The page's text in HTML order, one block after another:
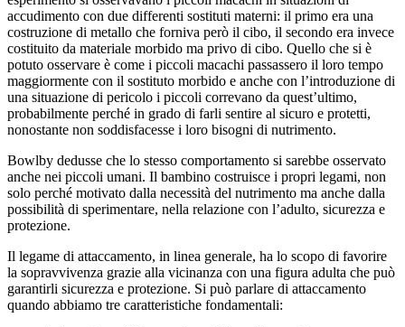
accudimento con due differenti sostituti materni: il primo era una
costruzione di metallo che forniva però il cibo, il secondo era invece
costituito da materiale morbido ma privo di cibo. Quello che si è
potuto osservare è come i piccoli macachi passassero il loro tempo
maggiormente con il sostituto morbido e anche con l’introduzione di
una situazione di pericolo i piccoli correvano da quest’ultimo,
probabilmente perché in grado di farli sentire al sicuro e protetti,
nonostante non soddisfacesse i loro bisogni di nutrimento.
Bowlby dedusse che lo stesso comportamento si sarebbe osservato
anche nei piccoli umani. Il bambino costruisce i propri legami, non
solo perché motivato dalla necessità del nutrimento ma anche dalla
possibilità di sperimentare, nella relazione con l’adulto, sicurezza e
protezione.
Il legame di attaccamento, in linea generale, ha lo scopo di favorire
la sopravvivenza grazie alla vicinanza con una figura adulta che può
garantirli sicurezza e protezione. Si può parlare di attaccamento
quando abbiamo tre caratteristiche fondamentali: